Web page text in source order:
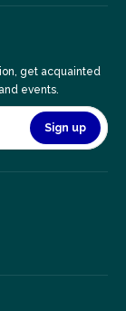
get acquainted
events.
Sign up